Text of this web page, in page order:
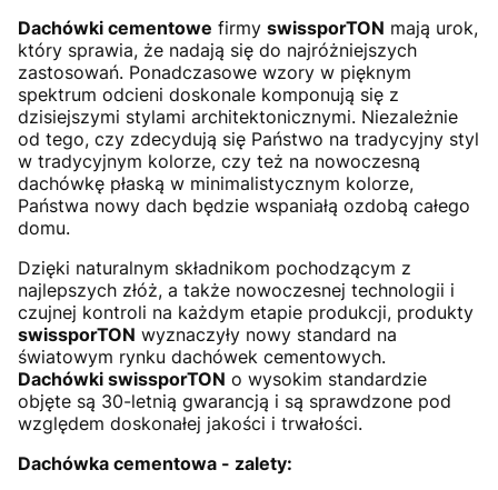
Dachówki cementowe firmy swissporTON mają urok,
który sprawia, że nadają się do najróżniejszych
zastosowań. Ponadczasowe wzory w pięknym
spektrum odcieni doskonale komponują się z
dzisiejszymi stylami architektonicznymi. Niezależnie
od tego, czy zdecydują się Państwo na tradycyjny styl
w tradycyjnym kolorze, czy też na nowoczesną
dachówkę płaską w minimalistycznym kolorze,
Państwa nowy dach będzie wspaniałą ozdobą całego
domu.
Dzięki naturalnym składnikom pochodzącym z
najlepszych złóż, a także nowoczesnej technologii i
czujnej kontroli na każdym etapie produkcji, produkty
swissporTON wyznaczyły nowy standard na
światowym rynku dachówek cementowych.
Dachówki swissporTON o wysokim standardzie
objęte są 30-letnią gwarancją i są sprawdzone pod
względem doskonałej jakości i trwałości.
Dachówka cementowa - zalety: